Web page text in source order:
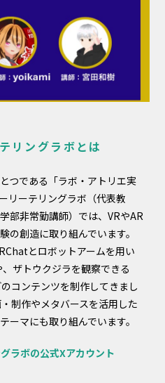
リングラボとは
つである「ラボ・アトリエ実
リーテリングラボ（代表教
部非常勤講師）では、VRやAR
の創造に取り組んでいます。
とロボットアームを用い
ザトウクジラを観察できる
コンテンツを制作してきまし
制作やメタバースを活用した
ーマにも取り組んでいます。
ラボの公式Xアカウント